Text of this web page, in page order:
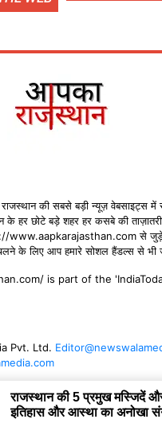
राजस्थान की सबसे बड़ी न्यूज़ वेबसाइट्स
के हर छोटे बड़े शहर हर कसबे की
www.aapkarajasthan.com से
के लिए आप हमारे सोशल हैंडल्स से
is part of the
Pvt. Ltd.